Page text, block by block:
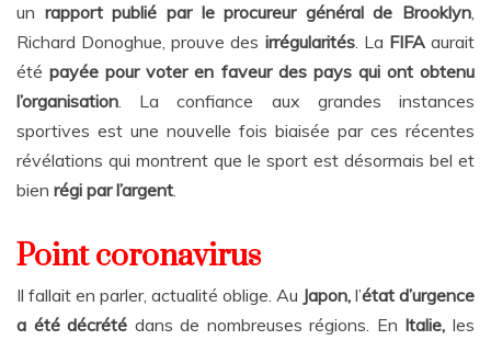
un rapport publié par le procureur général de Brooklyn,
Richard Donoghue, prouve des irrégularités. La FIFAaurait
étépayée pour voter en faveur des pays qui ont obtenu
l’organisation. La confiance aux grandes instances
sportives est une nouvelle fois biaisée par ces récentes
révélations qui montrent que le sport est désormais bel et
bien régi par l’argent.
Point coronavirus
Il fallait en parler, actualité oblige. Au Japon, l’état d’urgence
a été décrété dans de nombreuses régions. En Italie, les